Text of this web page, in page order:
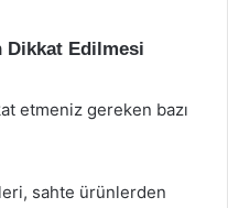
Dikkat Edilmesi
etmeniz gereken bazı
sahte ürünlerden